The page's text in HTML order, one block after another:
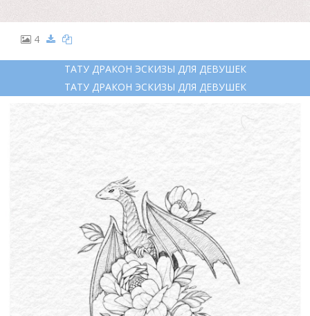
4
ТАТУ ДРАКОН ЭСКИЗЫ ДЛЯ ДЕВУШЕК
ТАТУ ДРАКОН ЭСКИЗЫ ДЛЯ ДЕВУШЕК